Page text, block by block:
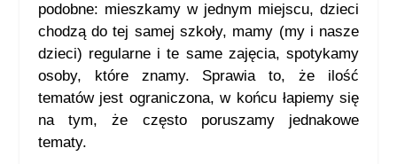
podobne: mieszkamy w jednym miejscu, dzieci
chodzą do tej samej szkoły, mamy (my i nasze
dzieci) regularne i te same zajęcia, spotykamy
osoby, które znamy. Sprawia to, że ilość
tematów jest ograniczona, w końcu łapiemy się
na tym, że często poruszamy jednakowe
tematy.